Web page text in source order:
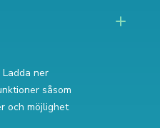
ner
såsom
och möjlighet